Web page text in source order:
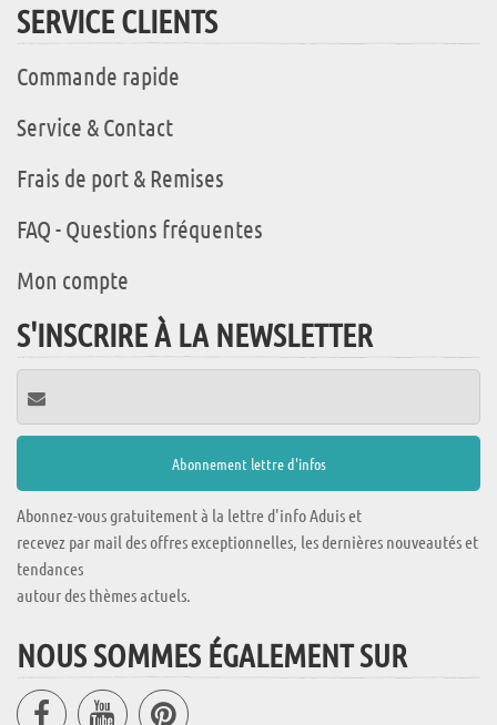
SERVICE CLIENTS
Commande rapide
Service & Contact
Frais de port & Remises
FAQ - Questions fréquentes
Mon compte
S'INSCRIRE À LA NEWSLETTER
Abonnez-vous gratuitement à la lettre d'info Aduis et
recevez par mail des offres exceptionnelles, les dernières nouveautés et
tendances
autour des thèmes actuels.
NOUS SOMMES ÉGALEMENT SUR